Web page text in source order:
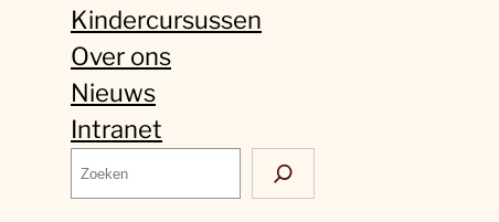
Kindercursussen
Over ons
Nieuws
Intranet
Z
o